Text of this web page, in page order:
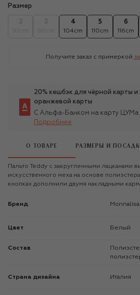
Размер
4
104cm
5
110cm
6
116cm
Получите заказ с примеркой
20% кешбэк для чёрной карты и
оранжевой карты
С Альфа-Банком на карту ЦУМа
Подробнее
О ТОВАРЕ РАЗМЕРЫ И
Пальто Teddy с закругленными лацканами
искусственного меха на основе
кнопках дополнили двумя накладными
Бренд Monnalisa
Цвет Белый
Состав
Полиэстер: 100%; Подкладка-
Страна дизайна Италия